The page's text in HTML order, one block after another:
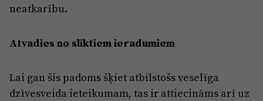
neatkarību.
Atvadies no sliktiem ieradumiem
Lai gan šis padoms šķiet atbilstošs veselīga
dzīvesveida ieteikumam, tas ir attiecināms arī uz